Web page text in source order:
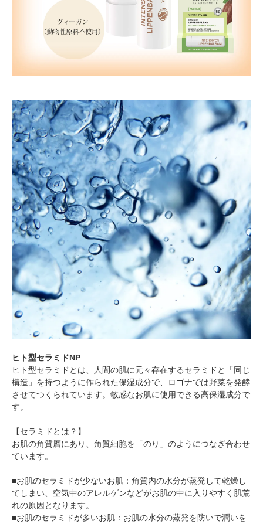
ヒト型セラミドNP
ヒト型セラミドとは、人間の肌に元々存在するセラミドと「同じ
構造」を持つように作られた保湿成分で、ロゴナでは野菜を発酵
させてつくられています。敏感なお肌に使用できる高保湿成分で
す。
【セラミドとは？】
お肌の角質層にあり、角質細胞を「のり」のようにつなぎ合わせ
ています。
■お肌のセラミドが少ないお肌：角質内の水分が蒸発して乾燥し
てしまい、空気中のアレルゲンなどがお肌の中に入りやすく肌荒
れの原因となります。
■お肌のセラミドが多いお肌：お肌の水分の蒸発を防いで潤いを